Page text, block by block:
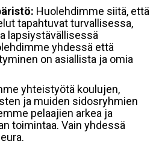
Huolehdimme siitä, että
tapahtuvat turvallisessa,
lapsiystävällisessä
yhdessä että
on asiallista ja omia
yhteistyötä koulujen,
ja muiden sidosryhmien
pelaajien arkea ja
toimintaa. Vain yhdessä